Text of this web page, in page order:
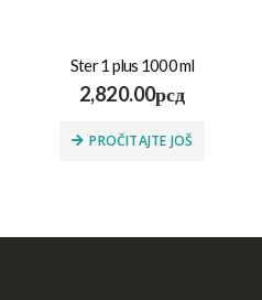
Ster 1 plus 1000 ml
2,820.00рсд
PROČITAJTE JOŠ